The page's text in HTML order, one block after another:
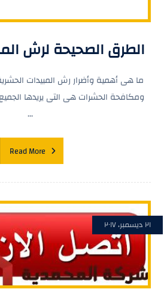
الطرق الصحيحة لرش
ما هى أهمية وأضرار رش المبيدات
ومكافحة الحشرات هى التى يريدها
...
Read More
٢١ ديسمبر، ٢٠١٧